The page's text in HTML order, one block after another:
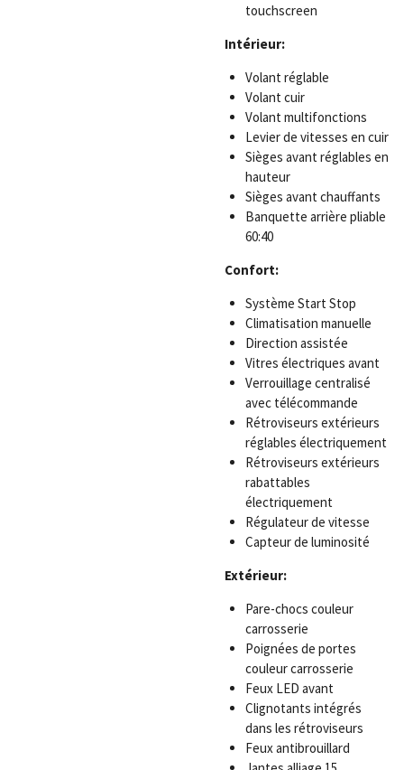
touchscreen
Intérieur:
Volant réglable
Volant cuir
Volant multifonctions
Levier de vitesses en cuir
Sièges avant réglables en
hauteur
Sièges avant chauffants
Banquette arrière pliable
60:40
Confort:
Système Start Stop
Climatisation manuelle
Direction assistée
Vitres électriques avant
Verrouillage centralisé
avec télécommande
Rétroviseurs extérieurs
réglables électriquement
Rétroviseurs extérieurs
rabattables
électriquement
Régulateur de vitesse
Capteur de luminosité
Extérieur:
Pare-chocs couleur
carrosserie
Poignées de portes
couleur carrosserie
Feux LED avant
Clignotants intégrés
dans les rétroviseurs
Feux antibrouillard